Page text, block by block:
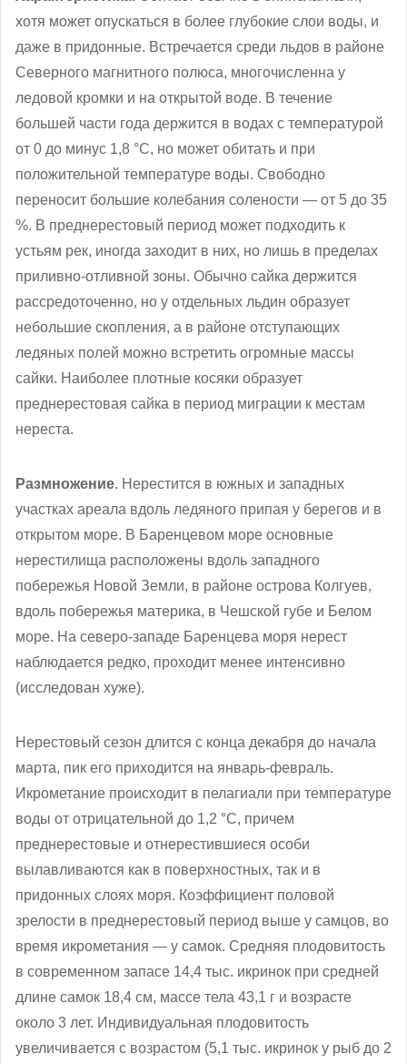
хотя может опускаться в более глубокие слои воды, и
даже в придонные. Встречается среди льдов в районе
Северного магнитного полюса, многочисленна у
ледовой кромки и на открытой воде. В течение
большей части года держится в водах с температурой
от 0 до минус 1,8 °C, но может обитать и при
положительной температуре воды. Свободно
переносит большие колебания солености — от 5 до 35
%. В преднерестовый период может подходить к
устьям рек, иногда заходит в них, но лишь в пределах
приливно-отливной зоны. Обычно сайка держится
рассредоточенно, но у отдельных льдин образует
небольшие скопления, а в районе отступающих
ледяных полей можно встретить огромные массы
сайки. Наиболее плотные косяки образует
преднерестовая сайка в период миграции к местам
нереста.
Размножение. Нерестится в южных и западных
участках ареала вдоль ледяного припая у берегов и в
открытом море. В Баренцевом море основные
нерестилища расположены вдоль западного
побережья Новой Земли, в районе острова Колгуев,
вдоль побережья материка, в Чешской губе и Белом
море. На северо-западе Баренцева моря нерест
наблюдается редко, проходит менее интенсивно
(исследован хуже).
Нерестовый сезон длится с конца декабря до начала
марта, пик его приходится на январь-февраль.
Икрометание происходит в пелагиали при температуре
воды от отрицательной до 1,2 °C, причем
преднерестовые и отнерестившиеся особи
вылавливаются как в поверхностных, так и в
придонных слоях моря. Коэффициент половой
зрелости в преднерестовый период выше у самцов, во
время икрометания — у самок. Средняя плодовитость
в современном запасе 14,4 тыс. икринок при средней
длине самок 18,4 см, массе тела 43,1 г и возрасте
около 3 лет. Индивидуальная плодовитость
увеличивается с возрастом (5,1 тыс. икринок у рыб до 2